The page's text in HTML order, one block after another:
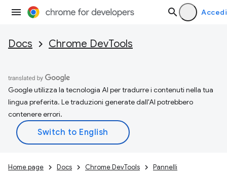
Accedi
Docs Chrome DevTools
Google utilizza la tecnologia AI per tradurre i contenuti nella tua
lingua preferita. Le traduzioni generate dall'AI potrebbero
contenere errori.
Home page Docs Chrome DevTools Pannelli